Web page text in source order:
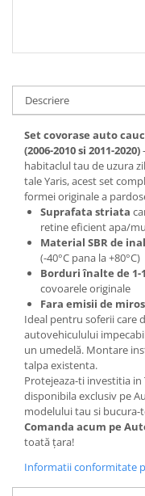
Descriere
Set covorase auto
(2006-2010 si 2011-2020)
habitaclul tau de uzura
tale Yaris, acest set
formei originale a
Suprafata striata
retine eficient apa/
Material SBR de
(-40°C pana la +80°C)
Borduri înalte de 1-
covoarele originale
Fara emisii de
Ideal pentru soferii care
autovehiculului
un umedelă. Montare
talpa existenta.
Protejeaza-ti investitia
disponibila exclusiv pe
modelului tau si
Comanda acum pe
toată țara!
Informatii conformitate